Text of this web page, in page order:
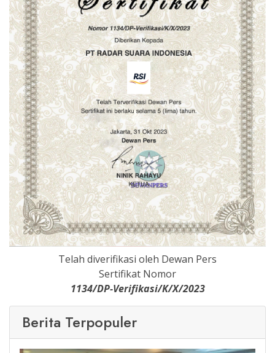
Telah diverifikasi oleh Dewan Pers
Sertifikat Nomor
1134/DP-Verifikasi/K/X/2023
Berita Terpopuler